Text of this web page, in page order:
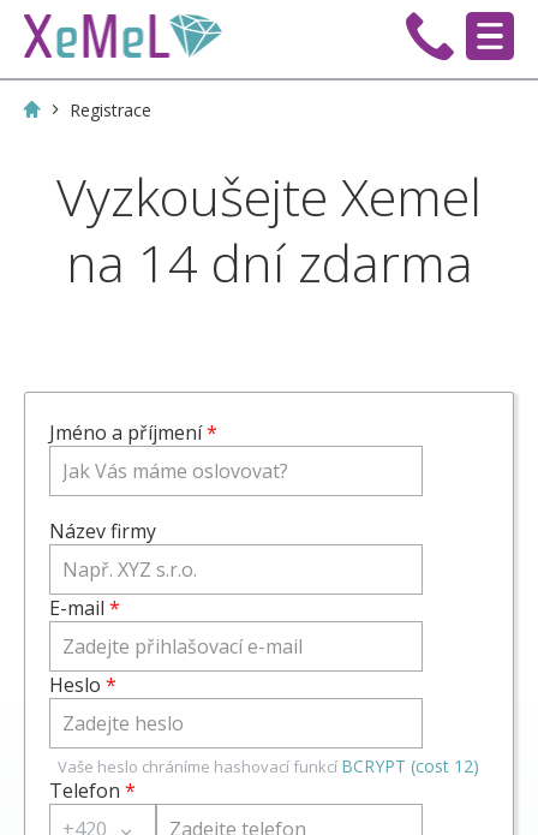
Registrace
Vyzkoušejte Xemel
na 14 dní zdarma
Jméno a příjmení*
Název firmy
E-mail*
Heslo*
Vaše heslo chráníme hashovací funkcí BCRYPT (cost 12)
Telefon*
+420